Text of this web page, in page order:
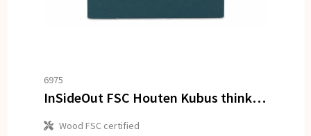
6975
InSideOut FSC Houten Kubus think iq puzzel
Wood FSC certified